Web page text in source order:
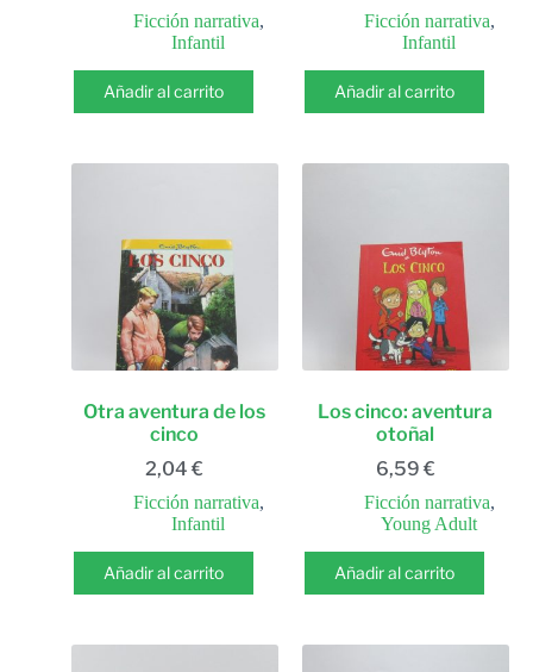
Ficción narrativa,
Infantil
Añadir al carrito
Ficción narrativa,
Infantil
Añadir al carrito
Otra aventura de los
cinco
2,04€
Ficción narrativa,
Infantil
Añadir al carrito
Los cinco: aventura
otoñal
6,59 €
Ficción narrativa,
Young Adult
Añadir al carrito